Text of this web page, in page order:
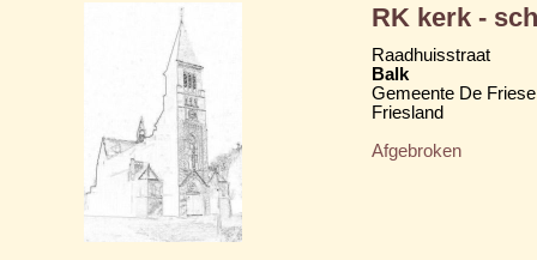
RK kerk -
Raadhuisstraat
Balk
Gemeente De
Friesland
Afgebroken